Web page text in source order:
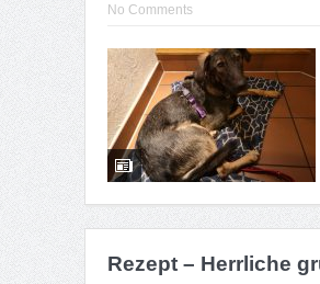
No Comments
Rezept – Herrliche